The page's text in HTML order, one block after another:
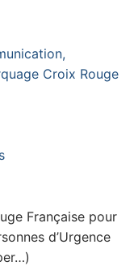
Croix Rouge
Française pour
d’Urgence